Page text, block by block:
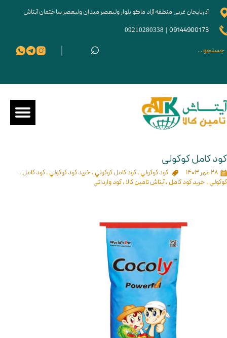
⌕
آذربايجان غربي منطقه آزاد ماکو بلوار وليعصر ميدان وليعصر ساختمان آیتاش
09144900173
|
09210280338
كود كامل كوكولی
۲۸ مهر ۱۴۰۳ كود كوكولي ،كود كامل كوكولي ، خريد كود كوكولي ،كود كامل ،
كوكولي ، خريد كود كامل ،آيتاش تامين كالا،كود وارداتي